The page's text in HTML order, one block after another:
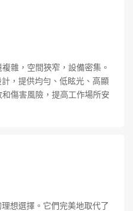
雜，空間狹窄，設備密集。
，提供均勻、低眩光、高顯
傷害風險，提高工作場所安
想選擇。它們完美地取代了